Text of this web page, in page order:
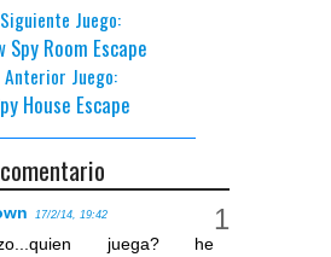
Siguiente Juego:
Spy Room Escape
Anterior Juego:
House Escape
17/2/14, 19:42
juega? he